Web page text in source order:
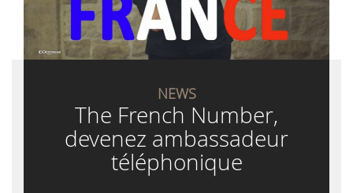
NEWS
The French Number,
devenez ambassadeur
téléphonique